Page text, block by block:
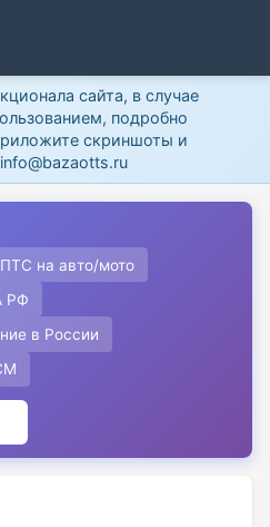
сайта, в случае
подробно
скриншоты и
на авто/мото
РФ
в России